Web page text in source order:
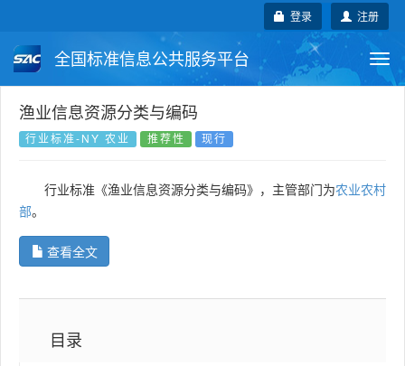
注册
登录
全国标准信息公共服务平台
国家标准 行业标准
国外标准 技术委员会
渔业信息资源分类与编码
行业标准-NY 农业 推荐性 现行
行业标准《渔业信息资源分类与编码》，主管部门为农业农村
部。
查看全文
目录